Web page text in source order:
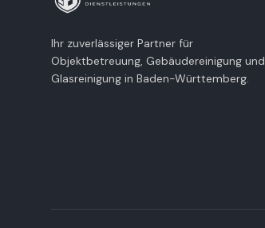
Ihr zuverlässiger Partner für
Objektbetreuung, Gebäudereinigung und
Glasreinigung in Baden-Württemberg.